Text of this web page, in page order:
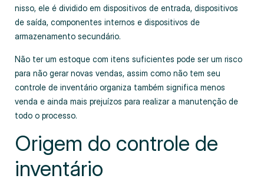
nisso, ele é dividido em dispositivos de entrada, dispositivos
de saída, componentes internos e dispositivos de
armazenamento secundário.
Não ter um estoque com itens suficientes pode ser um risco
para não gerar novas vendas, assim como não tem seu
controle de inventário organiza também significa menos
venda e ainda mais prejuízos para realizar a manutenção de
todo o processo.
Origem do controle de
inventário